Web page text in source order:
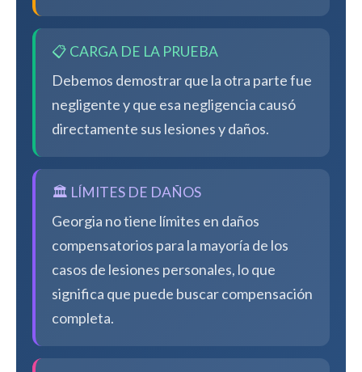
📋 CARGA DE LA PRUEBA
Debemos demostrar que la otra parte fue
negligente y que esa negligencia causó
directamente sus lesiones y daños.
🏛️ LÍMITES DE DAÑOS
Georgia no tiene límites en daños
compensatorios para la mayoría de los
casos de lesiones personales, lo que
significa que puede buscar compensación
completa.